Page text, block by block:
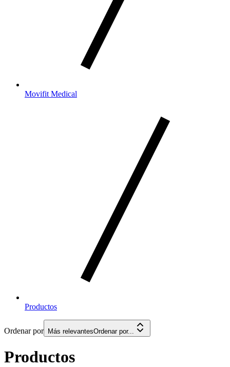
Movifit Medical
Productos
Ordenar por Más relevantesOrdenar por...
Productos